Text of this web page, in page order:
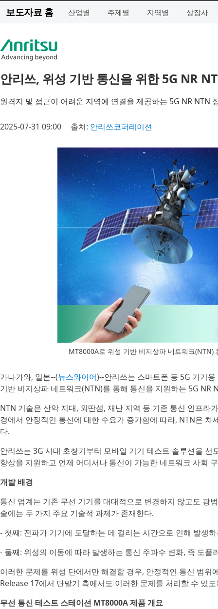
보도자료 홈 산업별 주제별 지역별 상장사
안리쓰, 위성 기반 통신을 위한 5G NR
원격지 및 접근이 어려운 지역에 연결을 제공하는 5G NR NTN
2025-07-31 09:00 출처: 안리쓰코퍼레이션
MT8000A로 위성 기반 비지상파 네트워크
가나가와, 일본--(뉴스와이어)--안리쓰는 스마트폰 등 5G 기기
기반 비지상파 네트워크(NTN)를 통해 통신을 지원하는 5G NR
NTN 기술은 산악 지대, 외딴섬, 재난 지역 등 기존 통신 인프
경에서 안정적인 통신에 대한 수요가 증가함에 따라, NTN은
다.
안리쓰는 3G 시대 초창기부터 모바일 기기 테스트 솔루션을
향상을 지원하고 언제 어디서나 통신이 가능한 네트워크 사회
개발 배경
통신 업계는 기존 무선 기기를 대대적으로 변경하지 않고도 광
술에는 두 가지 주요 기술적 과제가 존재한다.
- 첫째: 전파가 기기에 도달하는 데 걸리는 시간으로 인해 발생
- 둘째: 위성의 이동에 따라 발생하는 통신 주파수 변화, 즉 도플
이러한 문제를 위성 단에서만 해결할 경우, 안정적인 통신 범
Release 17에서 단말기 측에서도 이러한 문제를 처리할 수 있
무선 통신 테스트 스테이션 MT8000A 제품 개요